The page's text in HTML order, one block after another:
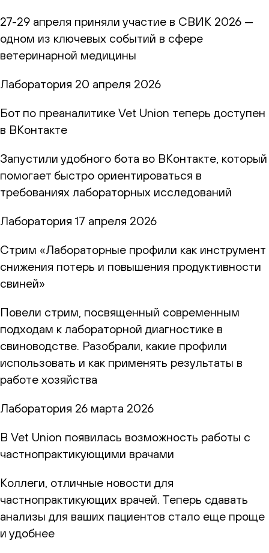
27-29 апреля приняли участие в СВИК 2026 —
одном из ключевых событий в сфере
ветеринарной медицины
Лаборатория 20 апреля 2026
Бот по преаналитике Vet Union теперь доступен
в ВКонтакте
Запустили удобного бота во ВКонтакте, который
помогает быстро ориентироваться в
требованиях лабораторных исследований
Лаборатория 17 апреля 2026
Стрим «Лабораторные профили как инструмент
снижения потерь и повышения продуктивности
свиней»
Повели стрим, посвященный современным
подходам к лабораторной диагностике в
свиноводстве. Разобрали, какие профили
использовать и как применять результаты в
работе хозяйства
Лаборатория 26 марта 2026
В Vet Union появилась возможность работы с
частнопрактикующими врачами
Коллеги, отличные новости для
частнопрактикующих врачей. Теперь сдавать
анализы для ваших пациентов стало еще проще
и удобнее